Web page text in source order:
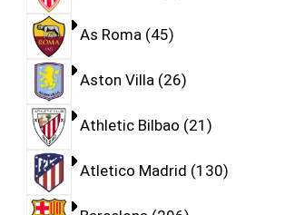
As Roma 45
Aston Villa 26
Athletic Bilbao 21
Atletico Madrid 130